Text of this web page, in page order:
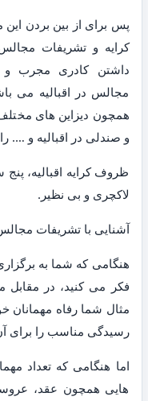
پس برای از بین بردن این
کرایه و تشریفات
داشتن کادری مجرب و
مجالس در اقبالیه می
همچون دیزاین های
و صندلی در اقبالیه و ….
ظروف کرایه اقبالیه،
لاکچری و بی نظیر.
آشنایی با تشریفات مجالس
هنگامی که شما به
فکر می کنید، در
مثال شما رفاه مهمانان
رسیدگی مناسب را برای
اما هنگامی که تعداد
هایی همچون عقد،